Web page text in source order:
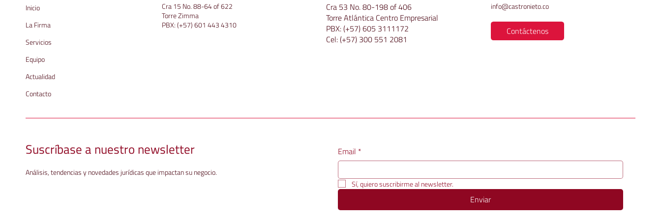
Inicio
La Firma
Servicios
Equipo
Actualidad
Contacto
Cra 15 No. 88-64 of 622
Torre Zimma
PBX:(+57) 601 443 4310
Cra 53 No. 80-198 of 406
Torre Atlántica Centro Empresarial
PBX:(+57) 605 3111172
Cel:(+57) 300 551 2081
info@castronieto.co
Contáctenos
Suscríbase a nuestro newsletter
Análisis, tendencias y novedades jurídicas que impactan su negocio.
Email *
Sí, quiero suscribirme al newsletter.
Enviar